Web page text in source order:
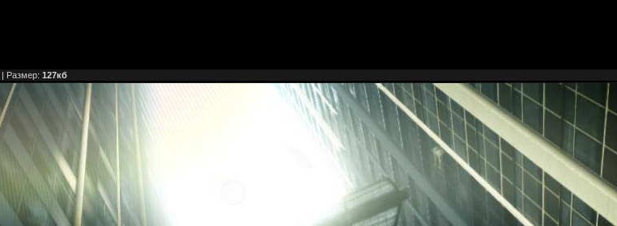
| Размер: 127кб